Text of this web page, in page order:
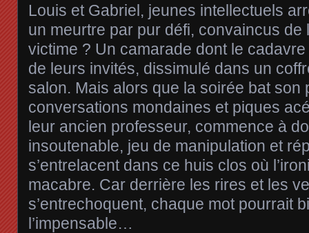
Louis et Gabriel, jeunes intellectuels
un meurtre par pur défi, convaincus de
victime ? Un camarade dont le
de leurs invités, dissimulé dans un
salon. Mais alors que la soirée bat son
conversations mondaines et piques
leur ancien professeur, commence à
insoutenable, jeu de manipulation et
s’entrelacent dans ce huis clos où
macabre. Car derrière les rires et les
s’entrechoquent, chaque mot pourrait
l’impensable…